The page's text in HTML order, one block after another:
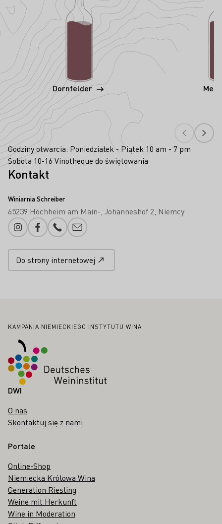
Dornfelder
Godziny otwarcia: Poniedziałek - Piątek 10 am - 7 pm
Sobota 10-16 Vinotheque do świętowania
Kontakt
Winiarnia Schreiber
65239 Hochheim am Main- Johanneshof 2 Niemcy
InstagramFacebookNumer telefonu
Proszę dodać e-mail
Do strony internetowej
Stopka
KAMPANIA NIEMIECKIEGO INSTYTUTU WINA
DWI
O nas
Skontaktuj się z nami
Portale
Online-Shop
Niemiecka Królowa Wina
Generation Riesling
Weine mit Herkunft
Wine in Moderation